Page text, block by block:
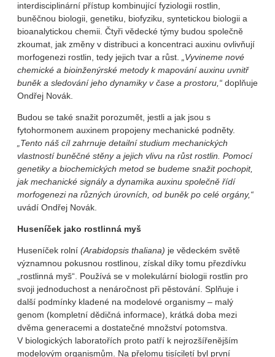
interdisciplinární přístup kombinující fyziologii rostlin,
buněčnou biologii, genetiku, biofyziku, syntetickou biologii a
bioanalytickou chemii. Čtyři vědecké týmy budou společně
zkoumat, jak změny v distribuci a koncentraci auxinu ovlivňují
morfogenezi rostlin, tedy jejich tvar a růst. „Vyvineme nové
chemické a bioinženýrské metody k mapování auxinu uvnitř
buněk a sledování jeho dynamiky v čase a prostoru,“ doplňuje
Ondřej Novák.
Budou se také snažit porozumět, jestli a jak jsou s
fytohormonem auxinem propojeny mechanické podněty.
„Tento náš cíl zahrnuje detailní studium mechanických
vlastností buněčné stěny a jejich vlivu na růst rostlin. Pomocí
genetiky a biochemických metod se budeme snažit pochopit,
jak mechanické signály a dynamika auxinu společně řídí
morfogenezi na různých úrovních, od buněk po celé orgány,“
uvádí Ondřej Novák.
Huseníček jako rostlinná myš
Huseníček rolní (Arabidopsis thaliana) je vědeckém světě
významnou pokusnou rostlinou, získal díky tomu přezdívku
„rostlinná myš“. Používá se v molekulární biologii rostlin pro
svoji jednoduchost a nenáročnost při pěstování. Splňuje i
další podmínky kladené na modelové organismy – malý
genom (kompletní dědičná informace), krátká doba mezi
dvěma generacemi a dostatečné množství potomstva.
V biologických laboratořích proto patří k nejrozšířenějším
modelovým organismům. Na přelomu tisíciletí byl první